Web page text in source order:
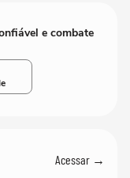
e combate
Acessar →